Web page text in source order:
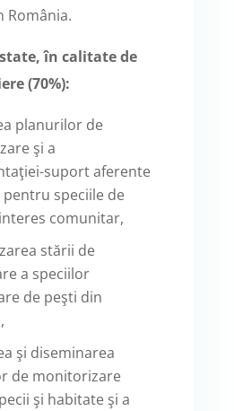
România.
în calitate de
(70%):
planurilor de
şi a
suport aferente
speciile de
comunitar,
stării de
a speciilor
de peşti din
şi diseminarea
de monitorizare
şi habitate şi a